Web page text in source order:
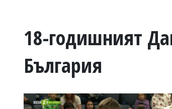
ВОЙНАТА
УКРАЙНА
РАЗСЛЕДВАНЕ
18-годишният
България